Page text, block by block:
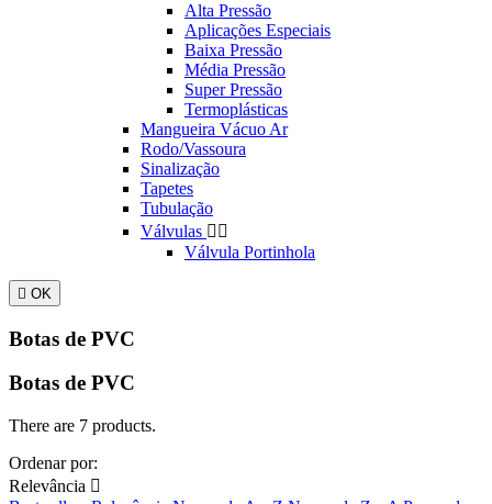
Alta Pressão
Aplicações Especiais
Baixa Pressão
Média Pressão
Super Pressão
Termoplásticas
Mangueira Vácuo Ar
Rodo/Vassoura
Sinalização
Tapetes
Tubulação
Válvulas  
Válvula Portinhola
 OK
Botas de PVC
Botas de PVC
There are 7 products.
Ordenar por:
Relevância 